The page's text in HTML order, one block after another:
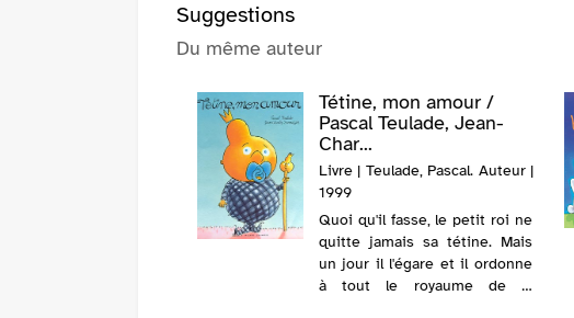
Suggestions
Du même auteur
Tétine, mon amour /
Pascal Teulade, Jean-
Char...
Livre | Teulade, Pascal. Auteur |
1999
Quoi qu'il fasse, le petit roi ne
quitte jamais sa tétine. Mais
un jour il l'égare et il ordonne
à tout le royaume de la